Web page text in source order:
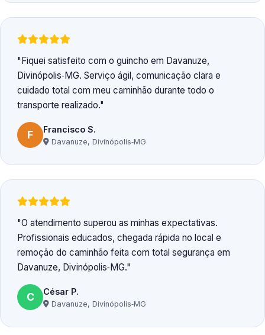
Fiquei satisfeito com o guincho em Davanuze,
Divinópolis‑MG. Serviço ágil, comunicação clara e
cuidado total com meu caminhão durante todo o
transporte realizado.
F Francisco S.
Davanuze, Divinópolis‑MG
O atendimento superou as minhas expectativas.
Profissionais educados, chegada rápida no local e
remoção do caminhão feita com total segurança em
Davanuze, Divinópolis‑MG.
C César P.
Davanuze, Divinópolis‑MG